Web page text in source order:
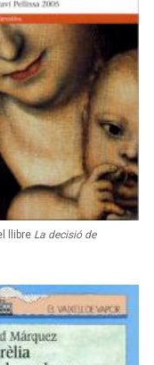
llibre La decisió de